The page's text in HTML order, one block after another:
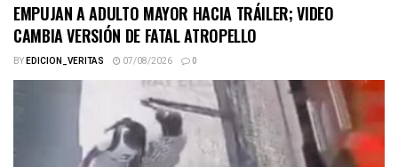
EMPUJAN A ADULTO MAYOR HACIA TRÁILER; VIDEO
CAMBIA VERSIÓN DE FATAL ATROPELLO
BYEDICION_VERITAS 07/08/2026 0